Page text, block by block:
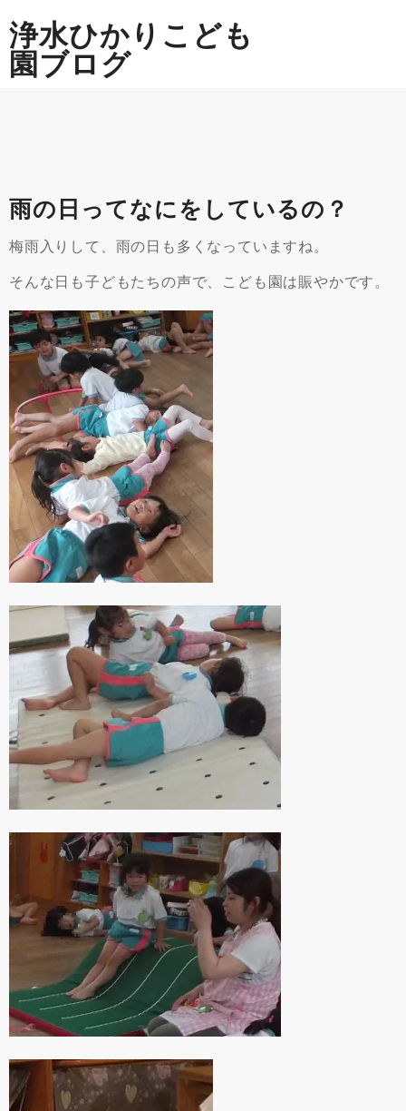
to
content
浄水ひかりこども
園ブログ
雨の日ってなにをしているの？
梅雨入りして、雨の日も多くなっていますね。
そんな日も子どもたちの声で、こども園は賑やかです。